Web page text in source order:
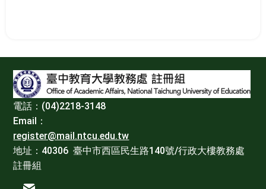
電話：(04)2218-3148
Email：
register@mail.ntcu.edu.tw
地址：40306 臺中市西區民生路140號/行政大樓教務處
註冊組